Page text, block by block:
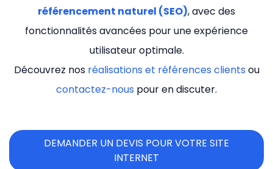
référencement naturel (SEO), avec des
fonctionnalités avancées pour une expérience
utilisateur optimale.
Découvrez nos réalisations et références clients ou
contactez-nous pour en discuter.
DEMANDER UN DEVIS POUR VOTRE SITE
INTERNET